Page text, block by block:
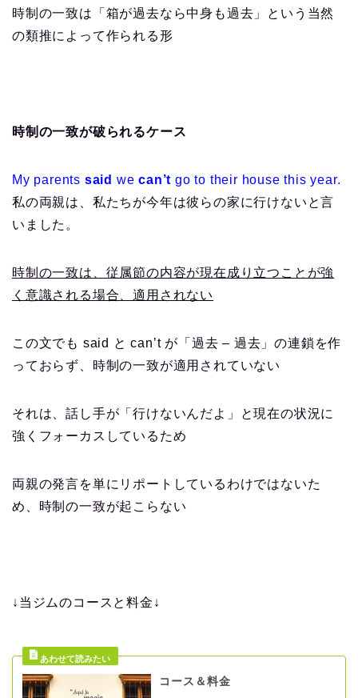
時制の一致は「箱が過去なら中身も過去」という当然
の類推によって作られる形
時制の一致が破られるケース
My parents said wecan’t go to their house this year.
私の両親は、私たちが今年は彼らの家に行けないと言
いました。
時制の一致は、従属節の内容が現在成り立つことが強
く意識される場合、適用されない
この文でも said と can’t が「過去 – 過去」の連鎖を作
っておらず、時制の一致が適用されていない
それは、話し手が「行けないんだよ」と現在の状況に
強くフォーカスしているため
両親の発言を単にリポートしているわけではないた
め、時制の一致が起こらない
↓当ジムのコースと料金↓
コース＆料金